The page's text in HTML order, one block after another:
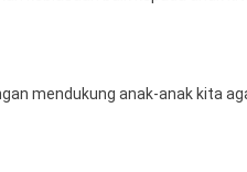
mendukung anak-anak kita